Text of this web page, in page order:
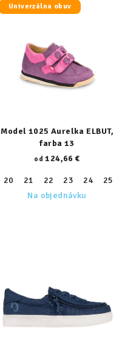
Univerzálna obuv
Model 1025 Aurelka ELBUT,
farba 13
od 124,66 €
20 21 22 23 24 25
Na objednávku